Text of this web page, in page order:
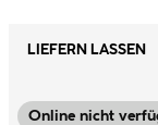
LIEFERN LASSEN
Online nicht